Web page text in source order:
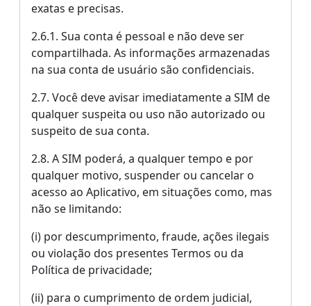
exatas e precisas.
2.6.1. Sua conta é pessoal e não deve ser
compartilhada. As informações armazenadas
na sua conta de usuário são confidenciais.
2.7. Você deve avisar imediatamente a SIM de
qualquer suspeita ou uso não autorizado ou
suspeito de sua conta.
2.8. A SIM poderá, a qualquer tempo e por
qualquer motivo, suspender ou cancelar o
acesso ao Aplicativo, em situações como, mas
não se limitando:
(i) por descumprimento, fraude, ações ilegais
ou violação dos presentes Termos ou da
Política de privacidade;
(ii) para o cumprimento de ordem judicial,